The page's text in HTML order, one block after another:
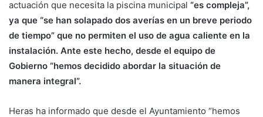
actuación que necesita la piscina municipal “es compleja”,
ya que “se han solapado dos averías en un breve periodo
de tiempo” que no permiten el uso de agua caliente en la
instalación. Ante este hecho, desde el equipo de
Gobierno “hemos decidido abordar la situación de
manera integral”.
Heras ha informado que desde el Ayuntamiento “hemos